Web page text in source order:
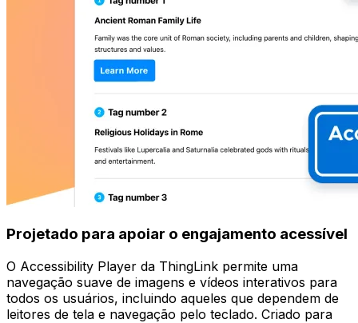
Projetado para apoiar o engajamento acessível
O Accessibility Player da ThingLink permite uma
navegação suave de imagens e vídeos interativos para
todos os usuários, incluindo aqueles que dependem de
leitores de tela e navegação pelo teclado. Criado para